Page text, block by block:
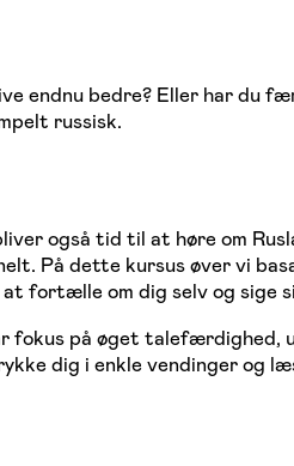
endnu bedre? Eller har du
russisk.
også tid til at høre om
På dette kursus øver vi
fortælle om dig selv og sige
fokus på øget
dig i enkle vendinger og